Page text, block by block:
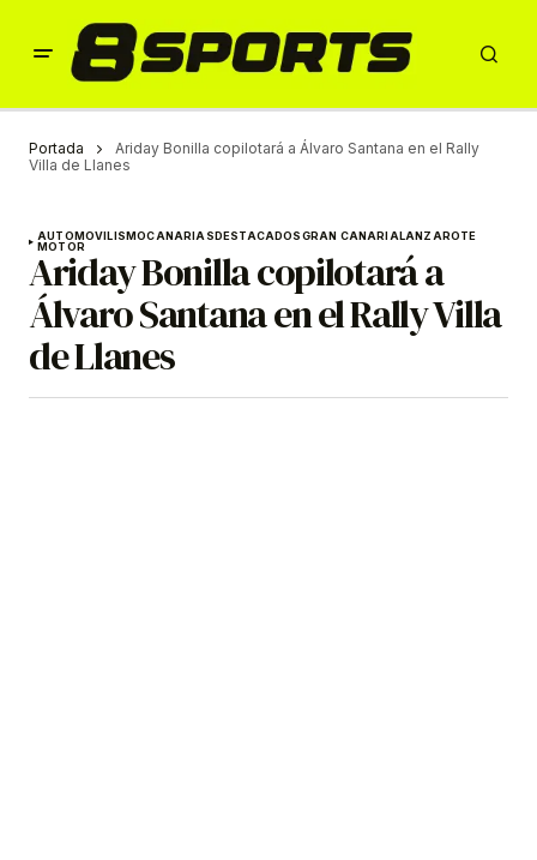
Portada
Ariday Bonilla copilotará a Álvaro Santana en el Rally
Villa de Llanes
AUTOMOVILISMOCANARIASDESTACADOSGRAN CANARIALANZAROTE
MOTOR
Ariday Bonilla copilotará a
Álvaro Santana en el Rally Villa
de Llanes